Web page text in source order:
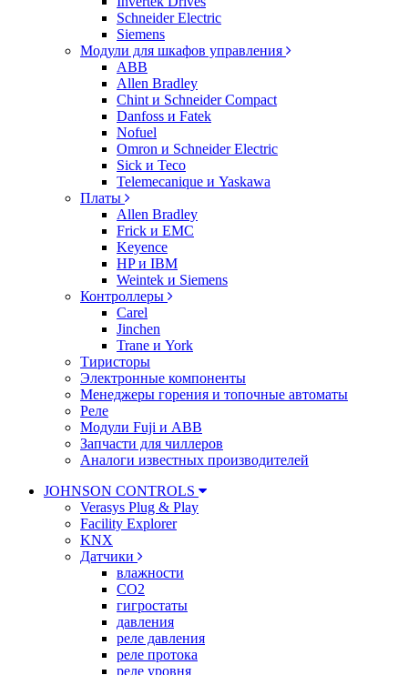
Schneider Electric
Siemens
Модули для шкафов управления
ABB
Allen Bradley
Chint и Schneider Compact
Danfoss и Fatek
Nofuel
Omron и Schneider Electric
Sick и Teco
Telemecanique и Yaskawa
Платы
Allen Bradley
Frick и EMC
Keyence
HP и IBM
Weintek и Siemens
Контроллеры
Carel
Jinchen
Trane и York
Тиристоры
Электронные компоненты
Менеджеры горения и топочные автоматы
Реле
Модули Fuji и ABB
Запчасти для чиллеров
Аналоги известных производителей
JOHNSON CONTROLS
Verasys Plug & Play
Facility Explorer
KNX
Датчики
влажности
CO2
гигростаты
давления
реле давления
реле протока
реле уровня